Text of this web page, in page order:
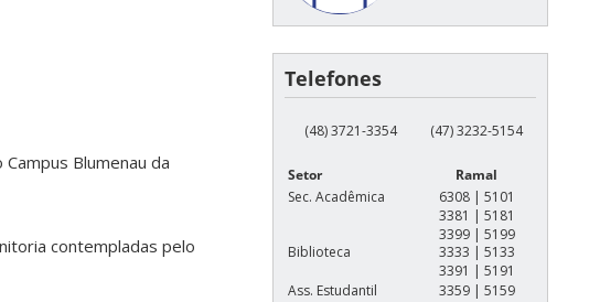
Blumenau da
contempladas pelo
Telefones
(48) 3721-3354 (47) 3232-5154
Setor
Ramal
Sec. Acadêmica
6308 | 5101
3381 | 5181
3399 | 5199
Biblioteca
3333 | 5133
3391 | 5191
Ass. Estudantil
3359 | 5159